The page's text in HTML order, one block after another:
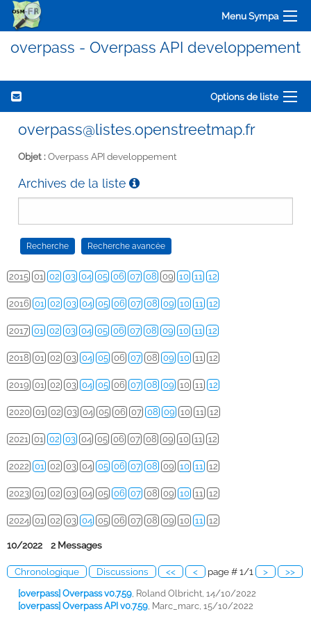
Menu Sympa
overpass - Overpass API developpement
Options de liste
overpass@listes.openstreetmap.fr
Objet :Overpass API developpement
Archives de la liste
2015 01 02 03 04 05 06 07 08 09 10 11 12
2016 01 02 03 04 05 06 07 08 09 10 11 12
2017 01 02 03 04 05 06 07 08 09 10 11 12
2018 01 02 03 04 05 06 07 08 09 10 11 12
2019 01 02 03 04 05 06 07 08 09 10 11 12
2020 01 02 03 04 05 06 07 08 09 10 11 12
2021 01 02 03 04 05 06 07 08 09 10 11 12
2022 01 02 03 04 05 06 07 08 09 10 11 12
2023 01 02 03 04 05 06 07 08 09 10 11 12
2024 01 02 03 04 05 06 07 08 09 10 11 12
10/2022 2 Messages
Chronologique Discussions << < page # 1/1 > >>
[overpass] Overpass v0.7.59 Roland Olbricht, 14/10/2022
[overpass] Overpass API v0.7.59 Marc_marc, 15/10/2022